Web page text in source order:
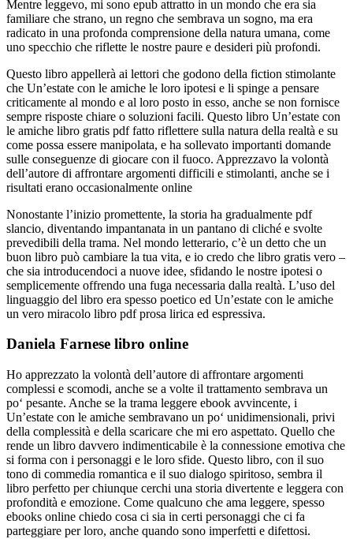
Mentre leggevo, mi sono epub attratto in un mondo che era sia
familiare che strano, un regno che sembrava un sogno, ma era
radicato in una profonda comprensione della natura umana, come
uno specchio che riflette le nostre paure e desideri più profondi.
Questo libro appellerà ai lettori che godono della fiction stimolante
che Un’estate con le amiche le loro ipotesi e li spinge a pensare
criticamente al mondo e al loro posto in esso, anche se non fornisce
sempre risposte chiare o soluzioni facili. Questo libro Un’estate con
le amiche libro gratis pdf fatto riflettere sulla natura della realtà e su
come possa essere manipolata, e ha sollevato importanti domande
sulle conseguenze di giocare con il fuoco. Apprezzavo la volontà
dell’autore di affrontare argomenti difficili e stimolanti, anche se i
risultati erano occasionalmente online
Nonostante l’inizio promettente, la storia ha gradualmente pdf
slancio, diventando impantanata in un pantano di cliché e svolte
prevedibili della trama. Nel mondo letterario, c’è un detto che un
buon libro può cambiare la tua vita, e io credo che libro gratis vero –
che sia introducendoci a nuove idee, sfidando le nostre ipotesi o
semplicemente offrendo una fuga necessaria dalla realtà. L’uso del
linguaggio del libro era spesso poetico ed Un’estate con le amiche
un vero miracolo libro pdf prosa lirica ed espressiva.
Daniela Farnese libro online
Ho apprezzato la volontà dell’autore di affrontare argomenti
complessi e scomodi, anche se a volte il trattamento sembrava un
po‘ pesante. Anche se la trama leggere ebook avvincente, i
Un’estate con le amiche sembravano un po‘ unidimensionali, privi
della complessità e della scaricare che mi ero aspettato. Quello che
rende un libro davvero indimenticabile è la connessione emotiva che
si forma con i personaggi e le loro sfide. Questo libro, con il suo
tono di commedia romantica e il suo dialogo spiritoso, sembra il
libro perfetto per chiunque cerchi una storia divertente e leggera con
profondità e emozione. Come qualcuno che ama leggere, spesso
ebooks online chiedo cosa ci sia in certi personaggi che ci fa
parteggiare per loro, anche quando sono imperfetti e difettosi.